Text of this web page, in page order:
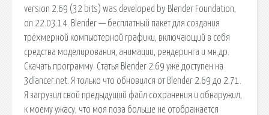
version 2.69 (32 bits) was developed by Blender Foundation,
on 22.03.14. Blender — бесплатный пакет для создания
трёхмерной компьютерной графики, включающий в себя
средства моделирования, анимации, рендеринга и мн.др.
Скачать программу. Статья Blender 2.69 уже доступен на
3dlancer.net. Я только что обновился от Blender 2.69 до 2.71.
Я загрузил свой предыдущий файл сохранения и обнаружил,
к моему ужасу, что моя поза больше не отображается